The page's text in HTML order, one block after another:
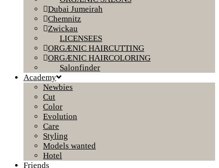
Dubai Jumeirah
Chemnitz
Zwickau
LICENSEES
ORGÆNIC HAIRCUTTING
ORGÆNIC HAIRCOLORING
Salonfinder
Academy
Newbies
Cut
Color
Evolution
Care
Styling
Models wanted
Hotel
Friends